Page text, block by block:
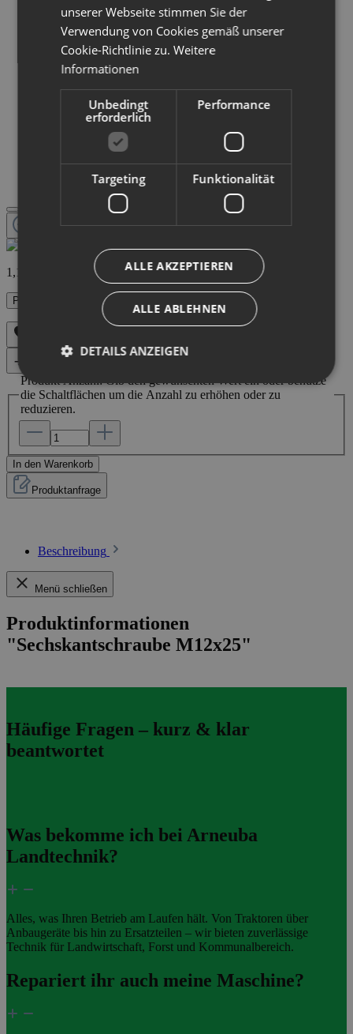
1,19 €
Preise inkl. MwSt. zzgl. Versandkosten
Produkt Anzahl: Gib den gewünschten Wert ein oder benutze
die Schaltflächen um die Anzahl zu erhöhen oder zu
reduzieren.
In den Warenkorb
Produktanfrage
Beschreibung
Menü schließen
Produktinformationen
"Sechskantschraube M12x25"
Häufige Fragen – kurz & klar
beantwortet
Was bekomme ich bei Arneuba
Landtechnik?
Alles, was Ihren Betrieb am Laufen hält. Von Traktoren über
Anbaugeräte bis hin zu Ersatzteilen – wir bieten zuverlässige
Technik für Landwirtschaft, Forst und Kommunalbereich.
Repariert ihr auch meine Maschine?
unserer Webseite stimmen Sie der
Verwendung von Cookies gemäß unserer
Cookie-Richtlinie zu.Weitere
Informationen
Unbedingt
erforderlich
Performance
Targeting Funktionalität
ALLE AKZEPTIEREN
ALLE ABLEHNEN
DETAILS ANZEIGEN